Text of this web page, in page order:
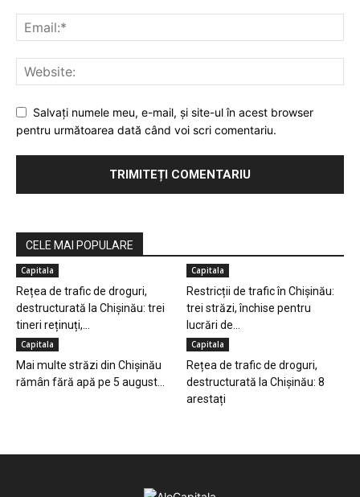
Salvaţi numele meu, e-mail, şi site-ul în acest browser
pentru următoarea dată când voi scri comentariu.
CELE MAI POPULARE
Capitala
Rețea de trafic de droguri,
destructurată la Chișinău: trei
tineri reținuți,...
Capitala
Restricții de trafic în Chișinău:
trei străzi, închise pentru
lucrări de...
Capitala
Mai multe străzi din Chișinău
rămân fără apă pe 5 august...
Capitala
Rețea de trafic de droguri,
destructurată la Chișinău: 8
arestați